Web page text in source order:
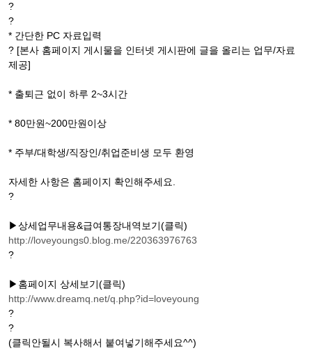
?
?
* 간단한 PC 자료입력
? [본사 홈페이지 게시물을 인터넷 게시판에 글을 올리는 업무/자료
제공]
* 출퇴근 없이 하루 2~3시간
* 80만원~200만원이상
* 주부/대학생/직장인/취업준비생 모두 환영
자세한 사항은 홈페이지 확인해주세요.
?
▶상세업무내용&급여통장내역보기(클릭)
http://loveyoungs0.blog.me/220363976763
?
▶홈페이지 상세보기(클릭)
http://www.dreamq.net/q.php?id=loveyoung
?
?
(클릭안될시 복사해서 붙여넣기해주세요^^)